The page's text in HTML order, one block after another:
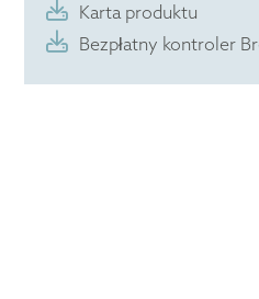
Karta produktu
Bezpłatny kontroler